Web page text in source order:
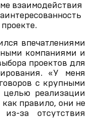
взаимодействия
впечатлениями
компаниями и
проектов для
«У меня
с крупными
реализации
правило, они не
за отсутствия